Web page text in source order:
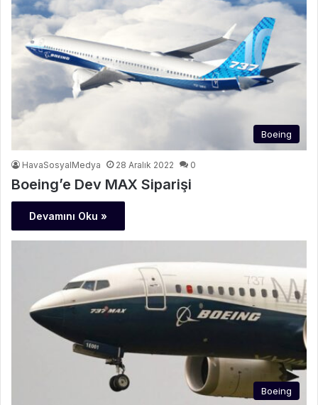
Boeing
HavaSosyalMedya 28 Aralık 2022 0
Boeing’e Dev MAX Siparişi
Devamını Oku »
Boeing